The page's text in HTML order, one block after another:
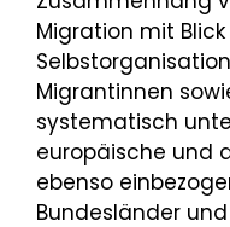
Migration mit
Migrantinnen
systematisch
europäische und
ebenso
Bundesländer